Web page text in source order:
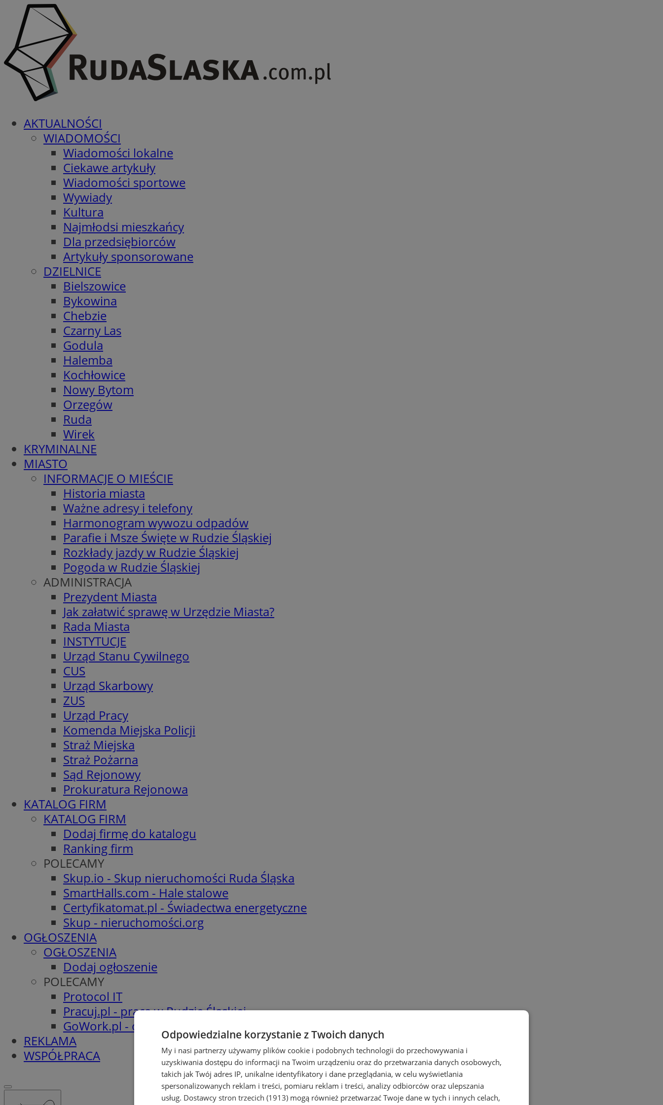
AKTUALNOŚCI
WIADOMOŚCI
Wiadomości lokalne
Ciekawe artykuły
Wiadomości sportowe
Wywiady
Kultura
Najmłodsi mieszkańcy
Dla przedsiębiorców
Artykuły sponsorowane
DZIELNICE
Bielszowice
Bykowina
Chebzie
Czarny Las
Godula
Halemba
Kochłowice
Nowy Bytom
Orzegów
Ruda
Wirek
KRYMINALNE
MIASTO
INFORMACJE O MIEŚCIE
Historia miasta
Ważne adresy i telefony
Harmonogram wywozu odpadów
Parafie i Msze Święte w Rudzie Śląskiej
Rozkłady jazdy w Rudzie Śląskiej
Pogoda w Rudzie Śląskiej
ADMINISTRACJA
Prezydent Miasta
Jak załatwić sprawę w Urzędzie Miasta?
Rada Miasta
INSTYTUCJE
Urząd Stanu Cywilnego
CUS
Urząd Skarbowy
ZUS
Urząd Pracy
Komenda Miejska Policji
Straż Miejska
Straż Pożarna
Sąd Rejonowy
Prokuratura Rejonowa
KATALOG FIRM
KATALOG FIRM
Dodaj firmę do katalogu
Ranking firm
POLECAMY
Skup.io - Skup nieruchomości Ruda Śląska
SmartHalls.com - Hale stalowe
Certyfikatomat.pl - Świadectwa energetyczne
Skup - nieruchomości.org
OGŁOSZENIA
OGŁOSZENIA
Dodaj ogłoszenie
POLECAMY
Protocol IT
Pracuj.pl - praca w Rudzie Śląskiej
GoWork.pl - oferty pracy
REKLAMA
WSPÓŁPRACA
Odpowiedzialne korzystanie z Twoich danych
My i nasi partnerzy używamy plików cookie i podobnych technologii do przechowywania i
uzyskiwania dostępu do informacji na Twoim urządzeniu oraz do przetwarzania danych osobowych,
takich jak Twój adres IP, unikalne identyfikatory i dane przeglądania, w celu wyświetlania
spersonalizowanych reklam i treści, pomiaru reklam i treści, analizy odbiorców oraz ulepszania
usług. Dostawcy stron trzecich (1913) mogą również przetwarzać Twoje dane w tych i innych celach,